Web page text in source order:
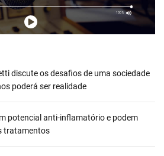
discute os desafios de uma sociedade
poderá ser realidade
potencial anti-inflamatório e podem
tratamentos